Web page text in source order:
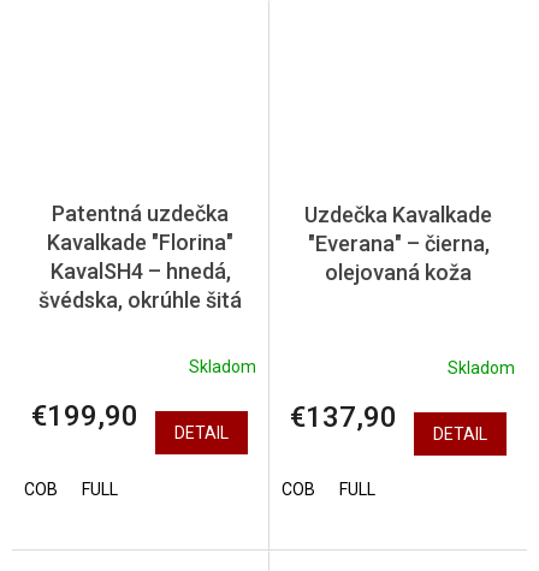
Patentná uzdečka
Kavalkade "Florina"
KavalSH4 – hnedá,
švédska, okrúhle šitá
Skladom
€199,90 DETAIL
COB FULL
Uzdečka Kavalkade
"Everana" – čierna,
olejovaná koža
Skladom
€137,90 DETAIL
COB FULL